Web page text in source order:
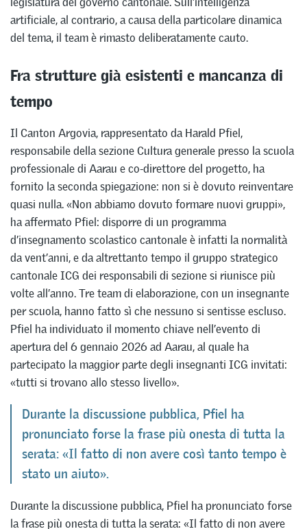
artificiale, al contrario, a causa della particolare dinamica
del tema, il team è rimasto deliberatamente cauto.
Fra strutture già esistenti e mancanza di
tempo
Il Canton Argovia, rappresentato da Harald Pfiel,
responsabile della sezione Cultura generale presso la scuola
professionale di Aarau e co-direttore del progetto, ha
fornito la seconda spiegazione: non si è dovuto reinventare
quasi nulla. «Non abbiamo dovuto formare nuovi gruppi»,
ha affermato Pfiel: disporre di un programma
d’insegnamento scolastico cantonale è infatti la normalità
da vent’anni, e da altrettanto tempo il gruppo strategico
cantonale ICG dei responsabili di sezione si riunisce più
volte all’anno. Tre team di elaborazione, con un insegnante
per scuola, hanno fatto sì che nessuno si sentisse escluso.
Pfiel ha individuato il momento chiave nell’evento di
apertura del 6 gennaio 2026 ad Aarau, al quale ha
partecipato la maggior parte degli insegnanti ICG invitati:
«tutti si trovano allo stesso livello».
Durante la discussione pubblica, Pfiel ha
pronunciato forse la frase più onesta di tutta la
serata: «Il fatto di non avere così tanto tempo è
stato un aiuto».
Durante la discussione pubblica, Pfiel ha pronunciato forse
la frase più onesta di tutta la serata: «Il fatto di non avere